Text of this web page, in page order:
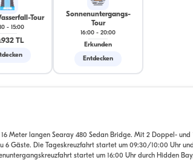
Tour
- 15:00
TL
Sonnenuntergangs-
Tour
16:00 - 20:00
Erkunden
Entdecken
Meter langen Searay 480 Sedan Bridge. Mit 2 Doppel- und
6 Gäste. Die Tageskreuzfahrt startet um 09:30/10:00 Uhr
startet um 16:00 Uhr durch Hidden